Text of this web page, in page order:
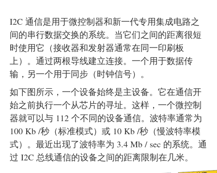
I2C 通信是用于微控制器和新一代专用集成电路之
间的串行数据交换的系统。当它们之间的距离很短
时使用它（接收器和发射器通常在同一印刷板
上）。通过两根导线建立连接。一个用于数据传
输，另一个用于同步（时钟信号）。
如下图所示，一个设备始终是主设备。它在通信开
始之前执行一个从芯片的寻址。这样，一个微控制
器就可以与 112 个不同的设备通信。波特率通常为
100 Kb /秒（标准模式）或 10 Kb /秒（慢波特率模
式）。最近出现了波特率为 3.4 Mb / sec 的系统。通
过 I2C 总线通信的设备之间的距离限制在几米。